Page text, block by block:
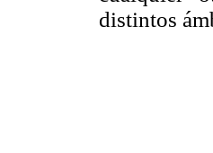
distintos